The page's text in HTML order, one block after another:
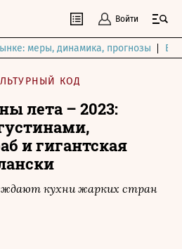
Войти
меры, динамика, прогнозы
КОД
лета – 2023:
и гигантская
кухни жарких стран